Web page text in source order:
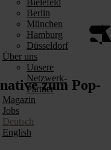
Bielefeld
Berlin
München
Hamburg
Düsseldorf
Über uns
Unsere
Netzwerk-
Partner
Magazin
Jobs
Deutsch
English
zum Pop-